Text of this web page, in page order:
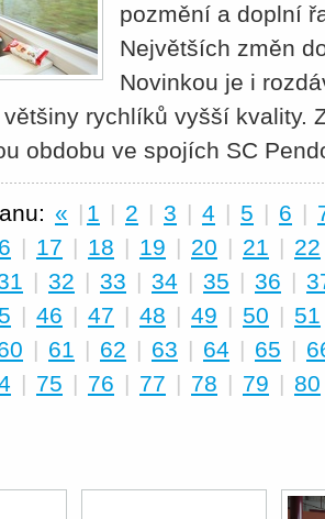
pozmění a doplní
Největších změn
Novinkou je i
rychlíků vyšší kvality.
obdobu ve spojích SC
« | 1 | 2 | 3 | 4 | 5 | 6 |
| 17 | 18 | 19 | 20 | 21 | 22
| 32 | 33 | 34 | 35 | 36 |
| 46 | 47 | 48 | 49 | 50 | 51
| 61 | 62 | 63 | 64 | 65 |
| 75 | 76 | 77 | 78 | 79 | 80